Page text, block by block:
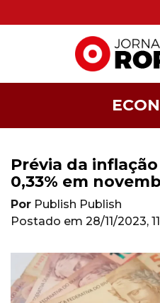
Prévia da
0,33% em
Por Publish Publish
Postado em 28/11/2023,